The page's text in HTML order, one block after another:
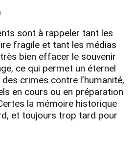
sont à rappeler tant les
fragile et tant les médias
bien effacer le souvenir
ce qui permet un éternel
crimes contre l’humanité,
en cours ou en préparation
la mémoire historique
et toujours trop tard pour